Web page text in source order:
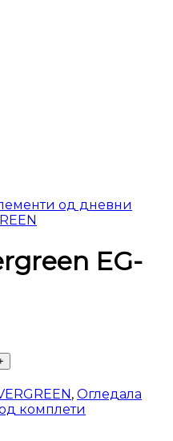
од дневни
EG-
, Огледала
комплети